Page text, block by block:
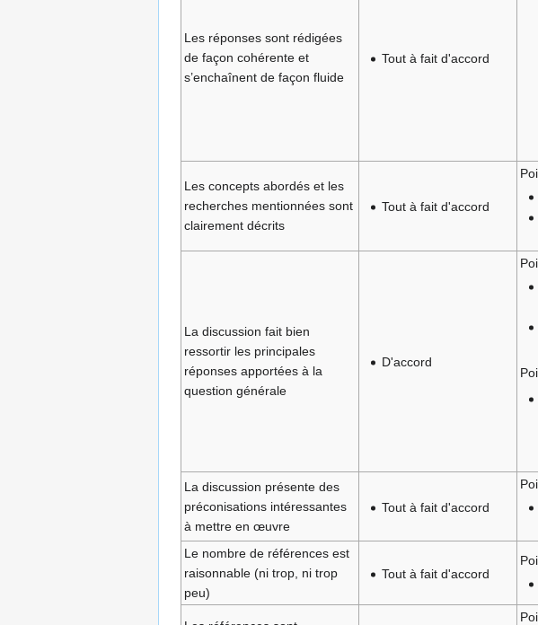
Les réponses sont rédigées
de façon cohérente et
s’enchaînent de façon fluide
Tout à fait d'accord
Les concepts abordés et les
recherches mentionnées sont
clairement décrits
Tout à fait d'accord
La discussion fait bien
ressortir les principales
réponses apportées à la
question générale
D'accord
La discussion présente des
préconisations intéressantes
à mettre en œuvre
Tout à fait d'accord
Le nombre de références est
raisonnable (ni trop, ni trop
peu)
Tout à fait d'accord